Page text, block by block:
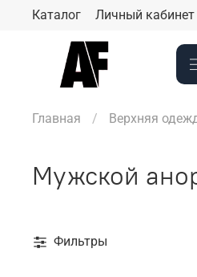
Каталог Личный кабинет
Главная Верхняя
Мужской
Фильтры